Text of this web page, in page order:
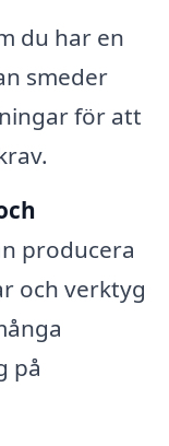
du har en
smeder
för att
producera
och verktyg
på